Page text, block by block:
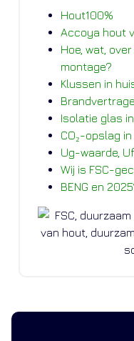
Hout100%
Accoya hout
Hoe, wat,
montage?
Klussen in
Isolatie glas
CO₂-opslag
Ug-waarde,
Wij is FSC-
BENG en